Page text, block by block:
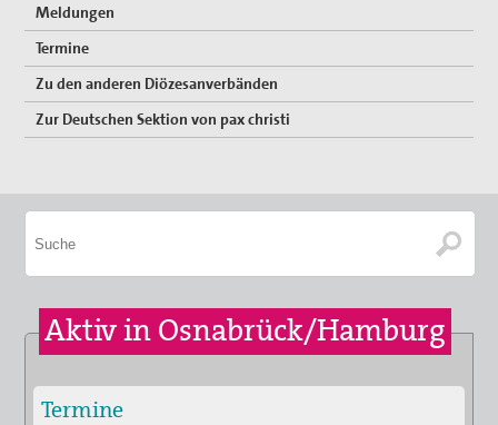
Meldungen
Termine
Zu den anderen Diözesanverbänden
Zur Deutschen Sektion von pax christi
Aktiv in Osnabrück/Hamburg
Termine